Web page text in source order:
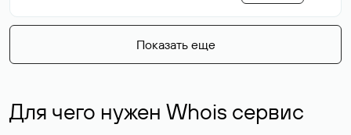
Показать еще
Для чего нужен Whois сервис